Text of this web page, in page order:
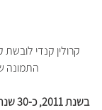
קרולין קנדי לובשת
התמונה